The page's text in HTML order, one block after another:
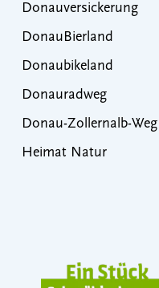
Donauversickerung
DonauBierland
Donaubikeland
Donauradweg
Donau-Zollernalb-Weg
Heimat Natur